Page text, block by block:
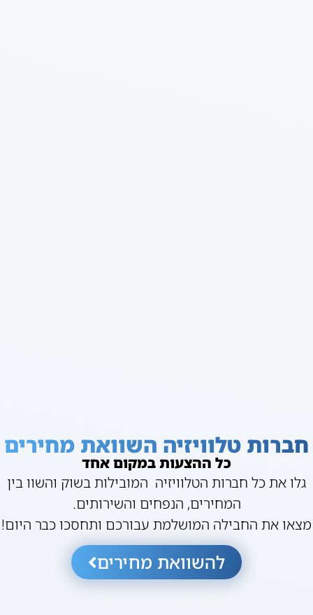
חברות טלוויזיה השוואת מחירים
כל ההצעות במקום אחד
גלו את כל חברות הטלוויזיה המובילות בשוק והשוו בין
המחירים, הנפחים והשירותים.
מצאו את החבילה המושלמת עבורכם ותחסכו כבר היום!
להשוואת מחירים